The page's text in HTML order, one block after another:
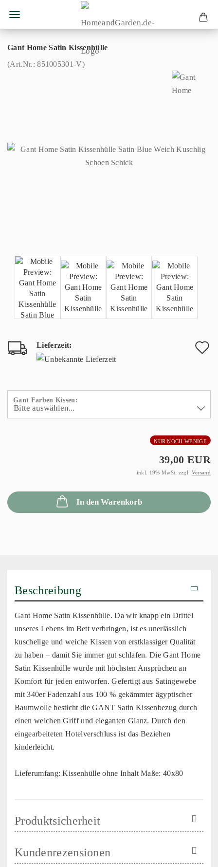
Gant Home Satin Kissenhülle
(Art.Nr.:851005301-V)
Lieferzeit:
Gant Farben Kissen:
NUR NOCH WENIGE
39,00 EUR
inkl. 19% MwSt. zzgl. Versand
In den Warenkorb
Beschreibung
Gant Home Satin Kissenhülle. Da wir knapp ein Drittel
unseres Lebens im Bett verbringen, ist es unerlässlich
kuschelige und weiche Kissen von erstklassiger Qualität
zu haben – damit Sie immer gut schlafen. Die Gant Home
Satin Kissenhülle wurde mit höchsten Ansprüchen an
Komfort für jeden entworfen. Gefertigt aus Satingewebe
mit 340er Fadenzahl aus 100 % gekämmter ägyptischer
Baumwolle besticht die GANT Satin Kissenbezug durch
einen weichen Griff und eleganten Glanz. Durch den
eingearbeiteten Hotelverschluss ist das Beziehen
kinderleicht.
Lieferumfang: Kissenhülle ohne Inhalt Maße: 40x80
Produktsicherheit
Kundenrezensionen